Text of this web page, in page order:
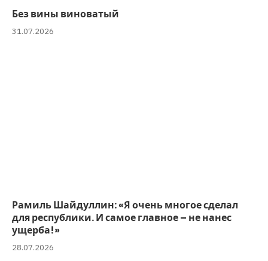
Без вины виноватый
31.07.2026
Рамиль Шайдуллин: «Я очень многое сделал
для республики. И самое главное – не нанес
ущерба!»
28.07.2026